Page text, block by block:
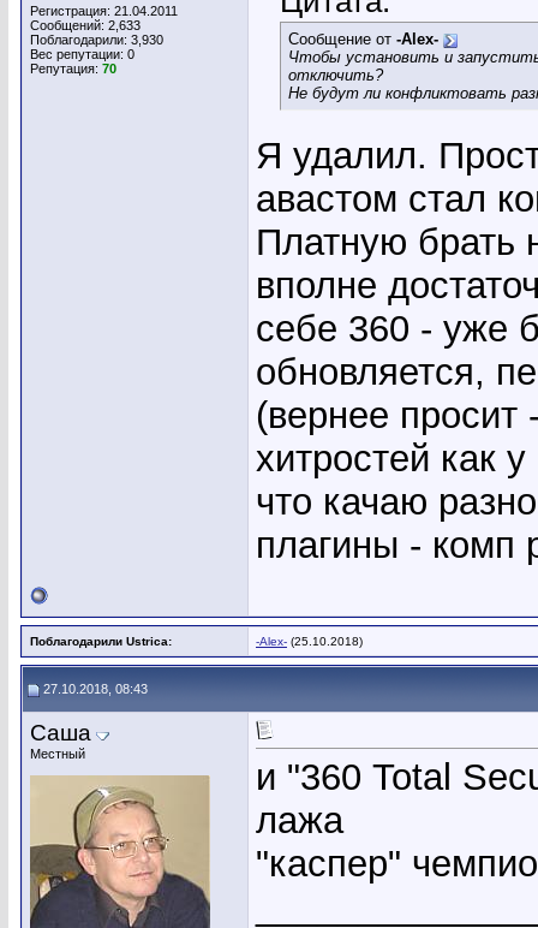
Регистрация: 21.04.2011
Сообщений: 2,633
Поблагодарили: 3,930
Вес репутации: 0
Репутация: 70
Сообщение от -Alex-
Чтобы установить и
отключить?
Не будут ли конфликтовать
Я удалил.
авастом стал
Платную брать
вполне
себе 360 - уже
обновляется,
(вернее
хитростей как
что качаю
плагины - комп
Поблагодарили Ustrica: -Alex- (25.10.2018)
27.10.2018, 08:43
Саша
Местный
и "360 Total
лажа
"каспер"